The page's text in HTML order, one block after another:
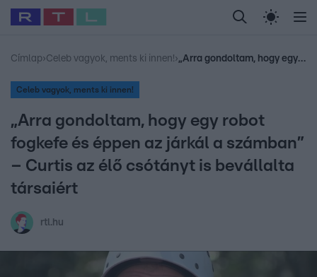
Legfrissebb RTL Híradó Randi Celeb vagyok,
Babits Marcella Most Wanted Gallusz
Címlap›Celeb vagyok, ments ki innen!› „Arra gondoltam, hogy egy robot fogkefe és éppen az járkál a számban” – Curtis az élő csótányt is bevállalta társaiért
Celeb vagyok, ments ki innen!
„Arra gondoltam, hogy egy robot
fogkefe és éppen az járkál a számban”
– Curtis az élő csótányt is bevállalta
társaiért
rtl.hu